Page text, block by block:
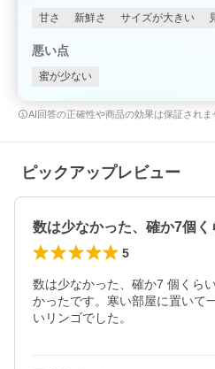
甘さ 新鮮さ サイズが大きい
悪い点
蜜が少ない
AI回答の正確性や商品の効果は保証されま
ピックアップレビュー
5
数は少なかった、確か7 個くら
かったです。寒い部屋に置いて
いリンゴでした。